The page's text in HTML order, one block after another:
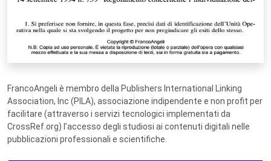
FrancoAngeli è membro della Publishers International Linking
Association, Inc (PILA), associazione indipendente e non profit per
facilitare (attraverso i servizi tecnologici implementati da
CrossRef.org) l’accesso degli studiosi ai contenuti digitali nelle
pubblicazioni professionali e scientifiche.